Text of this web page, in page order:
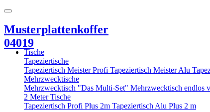
Musterplattenkoffer
04019
Tische
Tapeziertische
Tapeziertisch Meister Profi Tapeziertisch Meister Alu
Mehrzwecktische
Mehrzwecktisch "Das Multi-Set" Mehrzwecktisch endlos
2 Meter Tische
Tapeziertisch Profi Plus 2m Tapeziertisch Alu Plus 2 m